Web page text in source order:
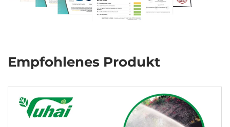
Empfohlenes Produkt